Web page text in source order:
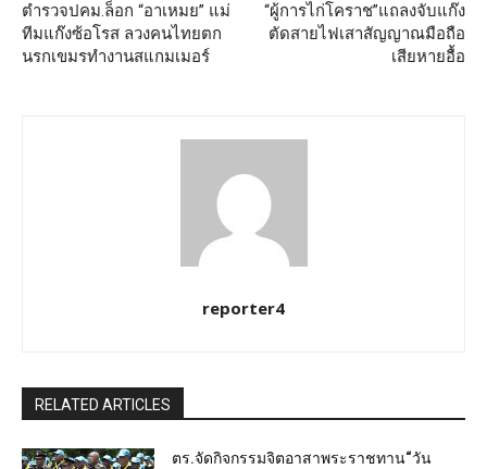
ตำรวจปคม.ล็อก “อาเหมย” แม่
ทีมแก๊งซ้อโรส ลวงคนไทยตก
นรกเขมรทำงานสแกมเมอร์
“ผู้การไก่โคราช”แถลงจับแก๊ง
ตัดสายไฟเสาสัญญาณมือถือ
เสียหายอื้อ
reporter4
RELATED ARTICLES
ตร.จัดกิจกรรมจิตอาสาพระราชทาน“วัน